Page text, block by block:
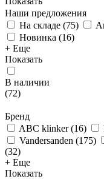
Наши предложения
На складе (75)
Новинка (16)
+ Еще
Показать
В наличии
(72)
Бренд
ABC klinker(16)
Vandersanden (175)
(32)
+ Еще
Показать